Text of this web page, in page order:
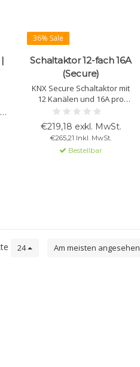
36% Sale
Schaltaktor 12-fach 16A
(Secure)
KNX Secure Schaltaktor mit
12 Kanälen und 16A pro
Kanal. Geeignet für
Beleuchtung, Heizung und
Signale. Unterstützt
Logikfunktionen,
Zeitschaltfunktionen und
€219,18 exkl. MwSt.
€265,21 Inkl. MwSt.
Bestellbar
24 Am meisten angesehen